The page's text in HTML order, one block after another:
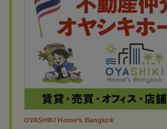
OYASHIKI Home’s Bangkok